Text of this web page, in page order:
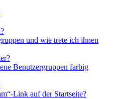
und wie trete ich ihnen
Benutzergruppen farbig
Link auf der Startseite?